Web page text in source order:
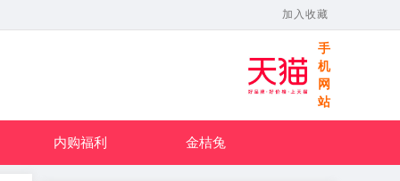
加入收藏
手
机
网
站
内购福利 金桔兔